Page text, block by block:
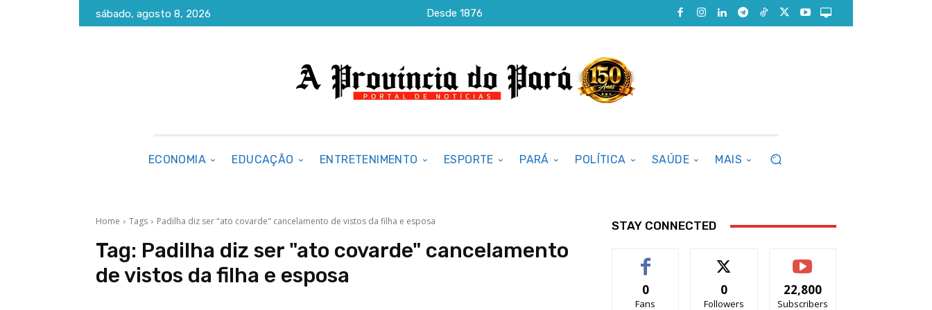
sábado, agosto 8, 2026 Desde 1876
ECONOMIA EDUCAÇÃO ENTRETENIMENTO ESPORTE PARÁ POLÍTICA SAÚDE MAIS
Home Tags Padilha diz ser "ato covarde" cancelamento de vistos da filha e esposa
Tag: Padilha diz ser "ato covarde" cancelamento
de vistos da filha e esposa
STAY CONNECTED
0
Fans
0
Followers
22,800
Subscribers